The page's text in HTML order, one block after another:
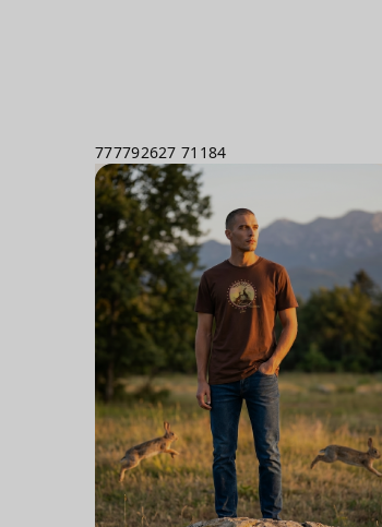
777792627 71184